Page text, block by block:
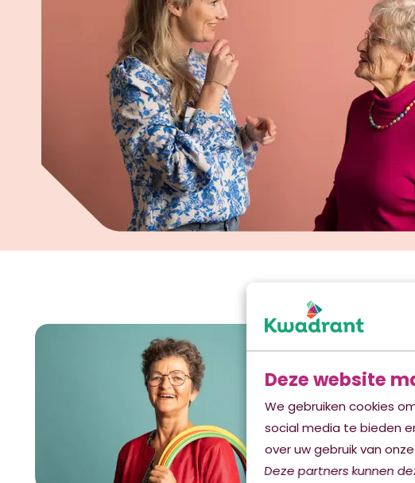
Deze website
We gebruiken cookies
social media te bieden
over uw gebruik van
Deze partners kunnen